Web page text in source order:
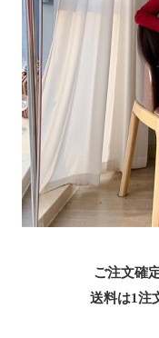
ご注文確
送料は1注